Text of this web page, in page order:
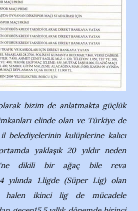
bizim de anlatmakta güçlük
elinde olan ve Türkiye de
belediyelerinin kulüplerine kalıcı
yaklaşık 20 yıldır neden
dikili bir ağaç bile reva
yılında 1.ligde (Süper Lig) olan
halen ikinci lig de mücadele